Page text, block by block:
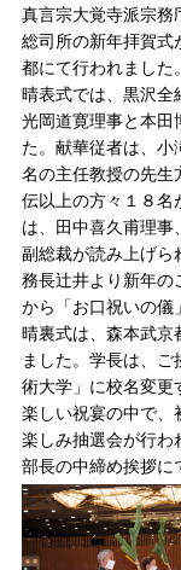
真言宗大覚寺派宗務
総司所の新年拝賀
都にて行われました。
晴表式では、黒沢全
光岡道寛理事と本田
た。献華従者は、小
名の主任教授の先生
伝以上の方々１８
は、田中喜久甫理
副総裁が読み上げ
務長辻井より新年
から「お口祝いの儀
晴裏式は、森本武京
ました。学長は、
術大学」に校名変更
楽しい祝宴の中で、
楽しみ抽選会が行わ
部長の中締め挨拶に